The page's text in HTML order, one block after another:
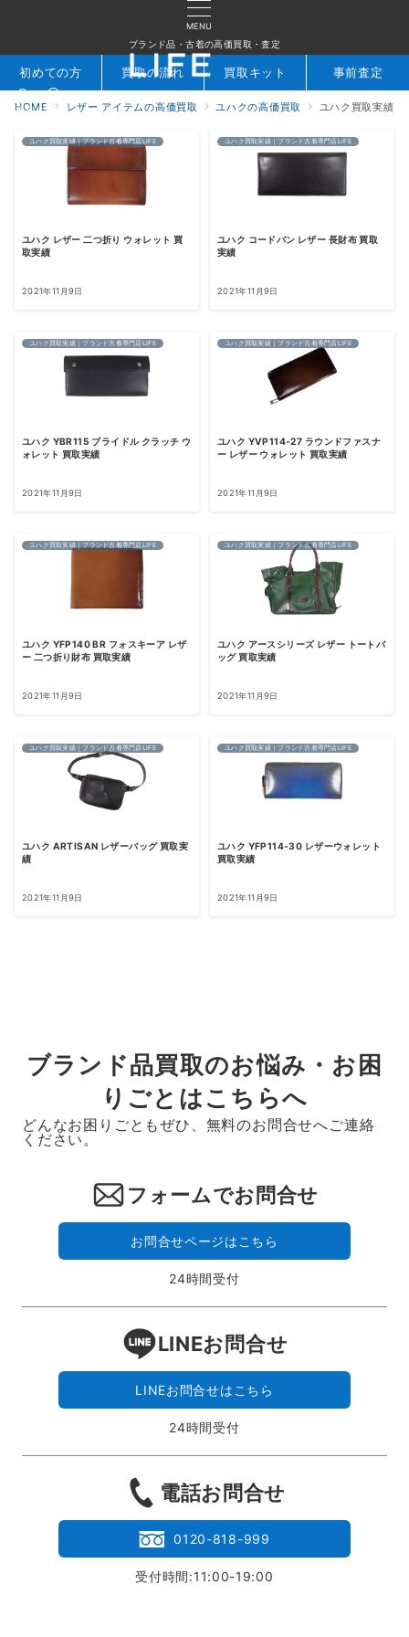
MENU
ブランド品・古着の高価買取・査定
検索 お問合せ
初めての方 買取の流れ 買取キット 事前査定
HOME レザー アイテムの高価買取 ユハクの高価買取 ユハク買取実績
ユハク買取実績｜ブランド古着専門店LIFE
ユハク レザー 二つ折り ウォレット 買
取実績
2021年11月9日
ユハク買取実績｜ブランド古着専門店LIFE
ユハク コードバン レザー 長財布 買取
実績
2021年11月9日
ユハク買取実績｜ブランド古着専門店LIFE
ユハク YBR115 ブライドル クラッチ ウ
ォレット 買取実績
2021年11月9日
ユハク買取実績｜ブランド古着専門店LIFE
ユハク YVP114-27 ラウンドファスナ
ー レザー ウォレット 買取実績
2021年11月9日
ユハク買取実績｜ブランド古着専門店LIFE
ユハク YFP140 BR フォスキーア レザ
ー 二つ折り財布 買取実績
2021年11月9日
ユハク買取実績｜ブランド古着専門店LIFE
ユハク アースシリーズ レザー トートバ
ッグ 買取実績
2021年11月9日
ユハク買取実績｜ブランド古着専門店LIFE
ユハク ARTISAN レザーバッグ 買取実
績
2021年11月9日
ユハク買取実績｜ブランド古着専門店LIFE
ユハク YFP114-30 レザーウォレット
買取実績
2021年11月9日
ブランド品買取のお悩み・お困
りごとはこちらへ
どんなお困りごともぜひ、無料のお問合せへご連絡
ください。
フォームでお問合せ
お問合せページはこちら
24時間受付
LINEお問合せ
LINEお問合せはこちら
24時間受付
電話お問合せ
0120-818-999
受付時間:11:00-19:00